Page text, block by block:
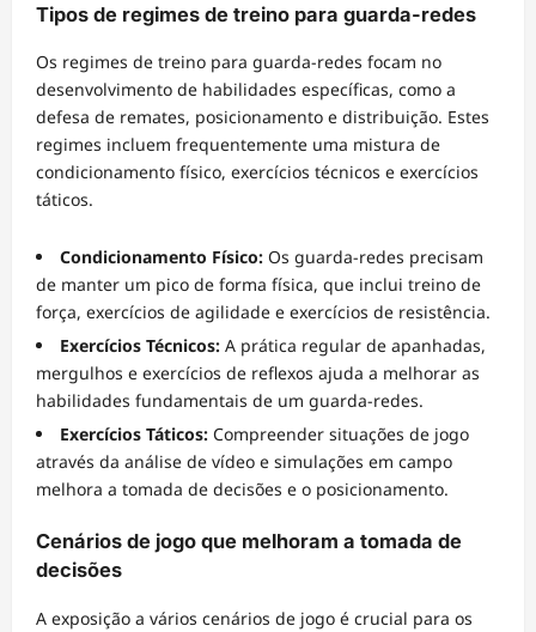
Tipos de regimes de treino para guarda-redes
Os regimes de treino para guarda-redes focam no
desenvolvimento de habilidades específicas, como a
defesa de remates, posicionamento e distribuição. Estes
regimes incluem frequentemente uma mistura de
condicionamento físico, exercícios técnicos e exercícios
táticos.
Condicionamento Físico: Os guarda-redes precisam
de manter um pico de forma física, que inclui treino de
força, exercícios de agilidade e exercícios de resistência.
Exercícios Técnicos: A prática regular de apanhadas,
mergulhos e exercícios de reflexos ajuda a melhorar as
habilidades fundamentais de um guarda-redes.
Exercícios Táticos: Compreender situações de jogo
através da análise de vídeo e simulações em campo
melhora a tomada de decisões e o posicionamento.
Cenários de jogo que melhoram a tomada de
decisões
A exposição a vários cenários de jogo é crucial para os